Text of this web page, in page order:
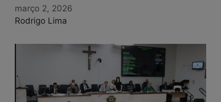
março 2, 2026
Rodrigo Lima